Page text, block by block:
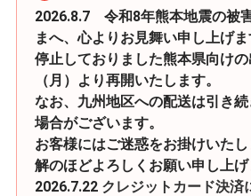
2026.8.7 令和8年熊本地震の被
まへ、心よりお見舞い申し上げま
停止しておりました熊本県向け
（月）より再開いたします。
なお、九州地区への配送は引き
場合がございます。
お客様にはご迷惑をお掛けいた
解のほどよろしくお願い申し上げ
2026.7.22 クレジットカード決済